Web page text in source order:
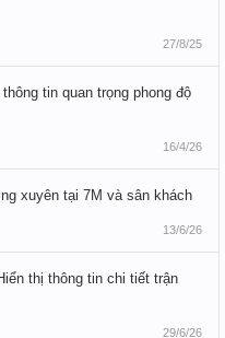
27/8/25
tin quan trọng phong độ
16/4/26
xuyên tại 7M và sân khách
13/6/26
thị thông tin chi tiết trận
29/6/26